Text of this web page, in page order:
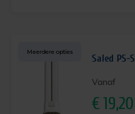
Meerdere opties
Saled PS-S
Vanaf
€19,20